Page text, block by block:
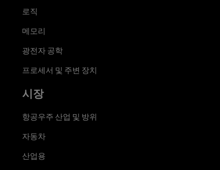
로직
메모리
광전자 공학
프로세서 및 주변 장치
시장
항공우주 산업 및 방위
자동차
산업용